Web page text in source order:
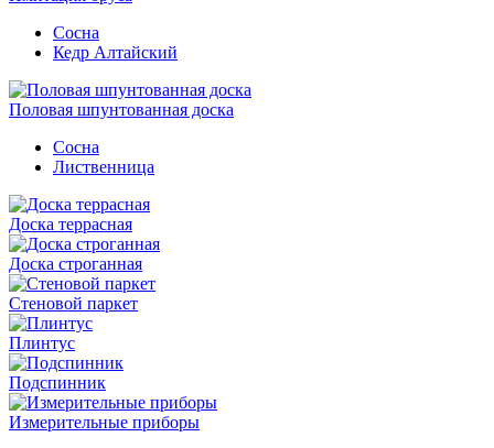
Сосна
Кедр Алтайский
Половая шпунтованная доска
Сосна
Лиственница
Доска террасная
Доска строганная
Стеновой паркет
Плинтус
Подспинник
Измерительные приборы